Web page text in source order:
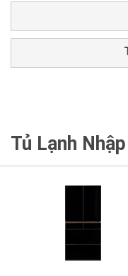
Tủ Lạnh